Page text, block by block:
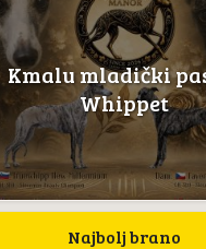
Kmalu mladički
Whippet
Najbolj brano